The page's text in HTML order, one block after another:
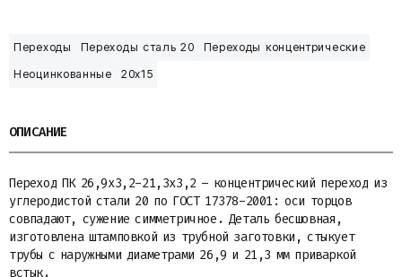
Переходы Переходы сталь 20
Переходы концентрические
Неоцинкованные
20x15
ОПИСАНИЕ
Переход ПК 26,9х3,2-21,3х3,2 – концентрический переход из
углеродистой стали 20 по ГОСТ 17378-2001: оси торцов
совпадают, сужение симметричное. Деталь бесшовная,
изготовлена штамповкой из трубной заготовки, стыкует
трубы с наружными диаметрами 26,9 и 21,3 мм приваркой
встык.